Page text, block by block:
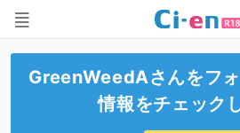
GreenWeedAさんをフ
情報をチェック